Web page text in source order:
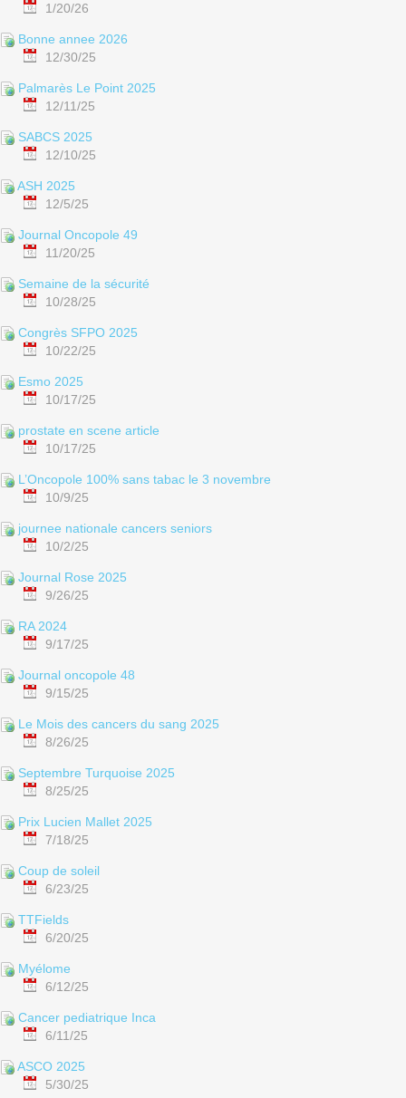
1/20/26
Bonne annee 2026
12/30/25
Palmarès Le Point 2025
12/11/25
SABCS 2025
12/10/25
ASH 2025
12/5/25
Journal Oncopole 49
11/20/25
Semaine de la sécurité
10/28/25
Congrès SFPO 2025
10/22/25
Esmo 2025
10/17/25
prostate en scene article
10/17/25
L’Oncopole 100% sans tabac le 3 novembre
10/9/25
journee nationale cancers seniors
10/2/25
Journal Rose 2025
9/26/25
RA 2024
9/17/25
Journal oncopole 48
9/15/25
Le Mois des cancers du sang 2025
8/26/25
Septembre Turquoise 2025
8/25/25
Prix Lucien Mallet 2025
7/18/25
Coup de soleil
6/23/25
TTFields
6/20/25
Myélome
6/12/25
Cancer pediatrique Inca
6/11/25
ASCO 2025
5/30/25